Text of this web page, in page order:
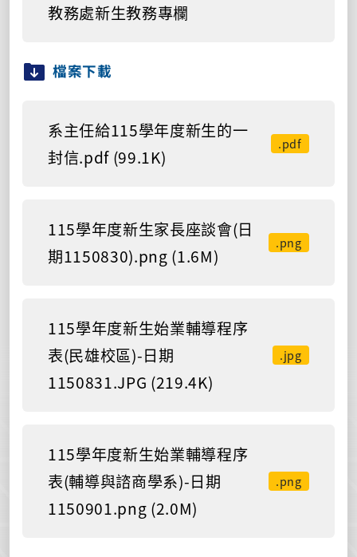
教務處新生教務專欄
檔案下載
系主任給115學年度新生的一
封信.pdf (99.1K)
.pdf
115學年度新生家長座談會(日
期1150830).png (1.6M)
.png
115學年度新生始業輔導程序
表(民雄校區)-日期
1150831.JPG (219.4K)
.jpg
115學年度新生始業輔導程序
表(輔導與諮商學系)-日期
1150901.png (2.0M)
.png